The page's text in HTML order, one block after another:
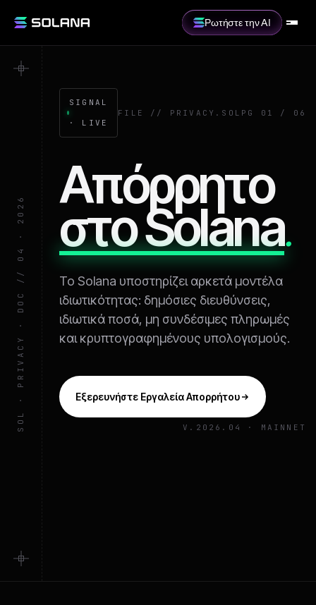
Ρωτήστε την AI
SOL · PRIVACY · DOC // 04 · 2026
SIGNAL
· LIVE
FILE // PRIVACY.SOL PG 01 / 06
Απόρρητο
στο Solana.
Το Solana υποστηρίζει αρκετά μοντέλα
ιδιωτικότητας: δημόσιες διευθύνσεις,
ιδιωτικά ποσά, μη συνδέσιμες πληρωμές
και κρυπτογραφημένους υπολογισμούς.
Εξερευνήστε Εργαλεία Απορρήτου
V.2026.04 · MAINNET